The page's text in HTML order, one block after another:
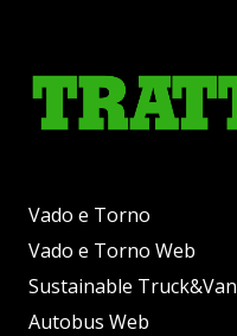
Vado e Torno
Vado e Torno Web
Sustainable Truck&Van
Autobus Web